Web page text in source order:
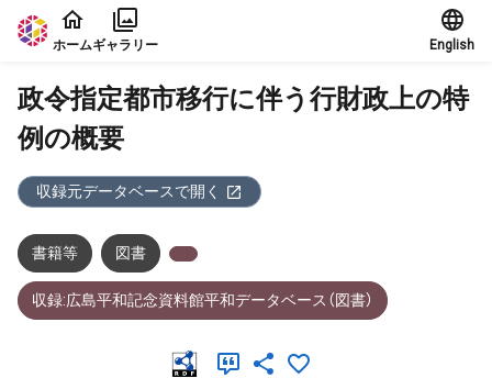
本文に飛ぶ
ホームギャラリー English
政令指定都市移行に伴う行財政上の特
例の概要
収録元データベースで開く
書籍等 図書
収録:広島平和記念資料館平和データベース（図書）